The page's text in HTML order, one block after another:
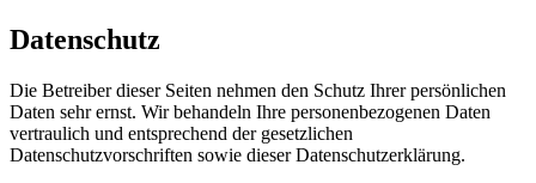
Datenschutz
Die Betreiber dieser Seiten nehmen den Schutz Ihrer persönlichen
Daten sehr ernst. Wir behandeln Ihre personenbezogenen Daten
vertraulich und entsprechend der gesetzlichen
Datenschutzvorschriften sowie dieser Datenschutzerklärung.